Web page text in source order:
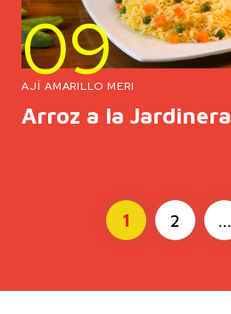
09
AJÍ AMARILLO MERI
Arroz a la Jardinera
1 2 …